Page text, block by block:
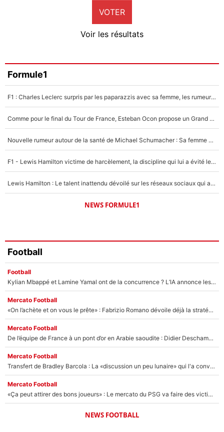
Faris Moumbagna
5%
Un autre joueur
5%
VOTER
Voir les résultats
Formule1
F1 : Charles Leclerc surpris par les paparazzis avec sa femme, les rumeurs étaient vraies !
Comme pour le final du Tour de France, Esteban Ocon propose un Grand Prix de Formule 1 à Paris : «Autour de l’Arc de Triomphe, ce serait génial» !
Nouvelle rumeur autour de la santé de Michael Schumacher : Sa femme Corinna sort du silence
F1 - Lewis Hamilton victime de harcèlement, la discipline qui lui a évité le pire : «J'aurais probablement mal tourné»
Lewis Hamilton : Le talent inattendu dévoilé sur les réseaux sociaux qui a impressionné Kim Kardashian pendant leurs vacances en amoureux !
NEWS FORMULE1
Football
Football
Kylian Mbappé et Lamine Yamal ont de la concurrence ? L’IA annonce les 5 joueurs qui vont dominer le football dans les années à venir !
Mercato Football
«On l’achète et on vous le prête» : Fabrizio Romano dévoile déjà la stratégie du PSG avec le transfert de Zion Suzuki !
Mercato Football
De l’équipe de France à un pont d’or en Arabie saoudite : Didier Deschamps a donné sa réponse !
Mercato Football
Transfert de Bradley Barcola : La «discussion un peu lunaire» qui l'a convaincu de quitter le PSG, son entourage est pointé du doigt
Mercato Football
«Ça peut attirer des bons joueurs» : Le mercato du PSG va faire des victimes dans l'effectif de Luis Enrique ?
NEWS FOOTBALL